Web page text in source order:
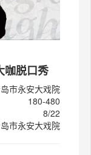
咖脱口秀
市永安大戏院
180-480
8/22
市永安大戏院